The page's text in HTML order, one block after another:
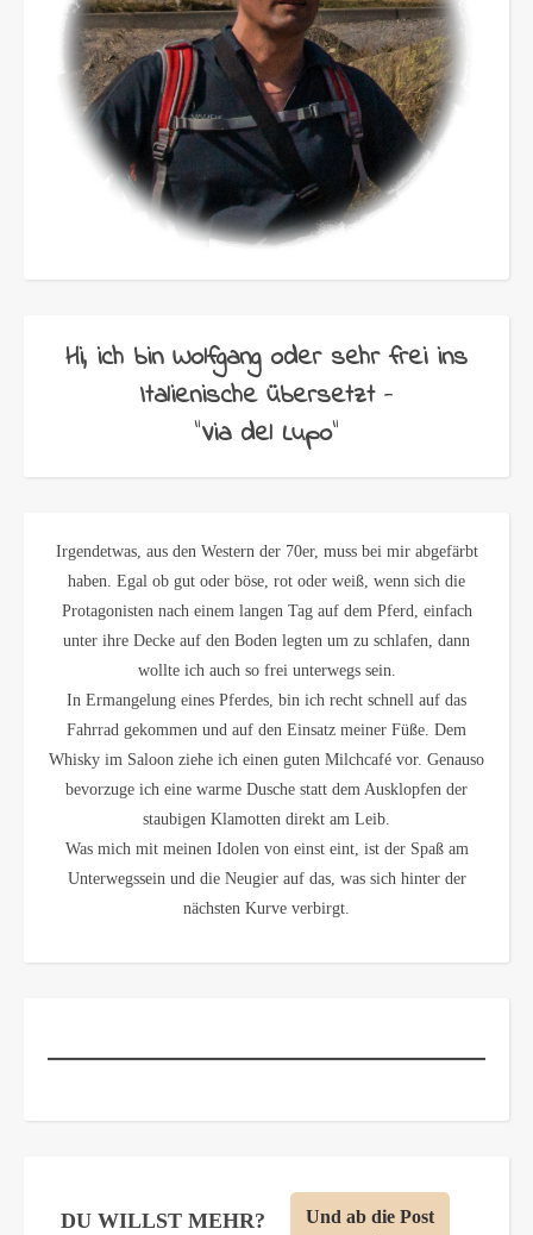
Hi, ich bin Wolfgang oder sehr frei ins
Italienische übersetzt-
"Via del Lupo"
Irgendetwas, aus den Western der 70er, muss bei mir abgefärbt
haben. Egal ob gut oder böse, rot oder weiß, wenn sich die
Protagonisten nach einem langen Tag auf dem Pferd, einfach
unter ihre Decke auf den Boden legten um zu schlafen, dann
wollte ich auch so frei unterwegs sein.
In Ermangelung eines Pferdes, bin ich recht schnell auf das
Fahrrad gekommen und auf den Einsatz meiner Füße. Dem
Whisky im Saloon ziehe ich einen guten Milchcafé vor. Genauso
bevorzuge ich eine warme Dusche statt dem Ausklopfen der
staubigen Klamotten direkt am Leib.
Was mich mit meinen Idolen von einst eint, ist der Spaß am
Unterwegssein und die Neugier auf das, was sich hinter der
nächsten Kurve verbirgt.
DU WILLST MEHR?